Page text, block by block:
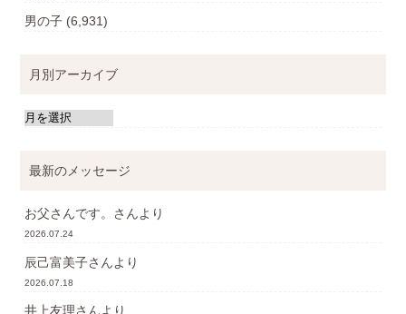
男の子 (6,931)
月別アーカイブ
最新のメッセージ
お父さんです。 さんより
2026.07.24
辰己富美子さんより
2026.07.18
井上友理さんより